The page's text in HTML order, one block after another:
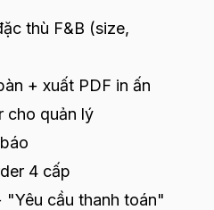
thù F&B (size,
+ xuất PDF in ấn
cho quản lý
4 cấp
cầu thanh toán"